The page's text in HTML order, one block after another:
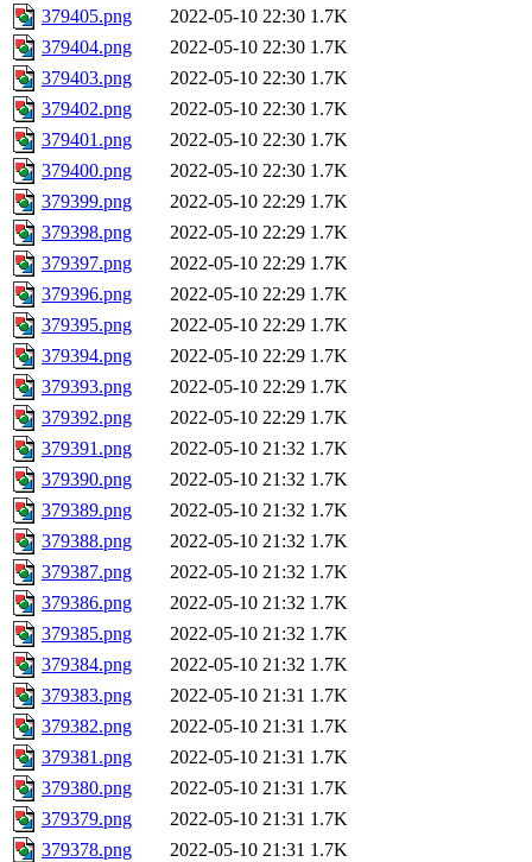
379405.png
2022-05-10 22:30 1.7K
379404.png
2022-05-10 22:30 1.7K
379403.png
2022-05-10 22:30 1.7K
379402.png
2022-05-10 22:30 1.7K
379401.png
2022-05-10 22:30 1.7K
379400.png
2022-05-10 22:30 1.7K
379399.png
2022-05-10 22:29 1.7K
379398.png
2022-05-10 22:29 1.7K
379397.png
2022-05-10 22:29 1.7K
379396.png
2022-05-10 22:29 1.7K
379395.png
2022-05-10 22:29 1.7K
379394.png
2022-05-10 22:29 1.7K
379393.png
2022-05-10 22:29 1.7K
379392.png
2022-05-10 22:29 1.7K
379391.png
2022-05-10 21:32 1.7K
379390.png
2022-05-10 21:32 1.7K
379389.png
2022-05-10 21:32 1.7K
379388.png
2022-05-10 21:32 1.7K
379387.png
2022-05-10 21:32 1.7K
379386.png
2022-05-10 21:32 1.7K
379385.png
2022-05-10 21:32 1.7K
379384.png
2022-05-10 21:32 1.7K
379383.png
2022-05-10 21:31 1.7K
379382.png
2022-05-10 21:31 1.7K
379381.png
2022-05-10 21:31 1.7K
379380.png
2022-05-10 21:31 1.7K
379379.png
2022-05-10 21:31 1.7K
379378.png
2022-05-10 21:31 1.7K